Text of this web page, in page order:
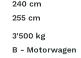
240 cm
255 cm
3'500 kg
B - Motorwagen